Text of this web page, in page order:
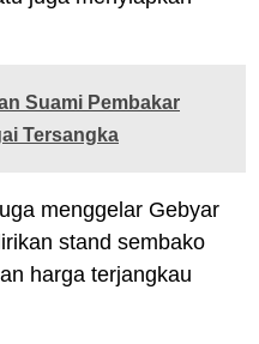
Suami Pembakar
Tersangka
menggelar Gebyar
stand sembako
harga terjangkau